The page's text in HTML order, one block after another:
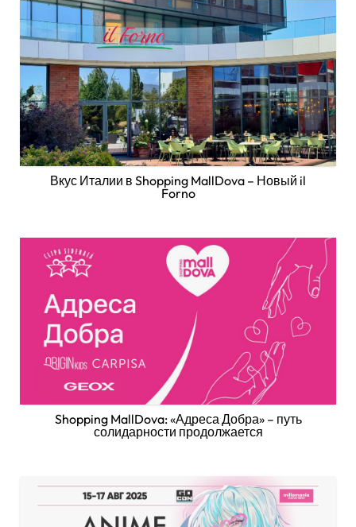
Вкус Италии в Shopping MallDova – Новый il
Forno
Shopping MallDova: «Адреса Добра» – путь
солидарности продолжается